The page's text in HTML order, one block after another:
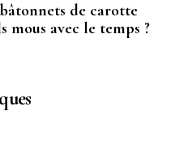
de carotte
mous avec le temps ?